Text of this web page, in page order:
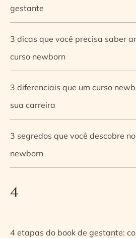
gestante
3 dicas que você precisa saber
curso newborn
3 diferenciais que um curso
sua carreira
3 segredos que você descobre
newborn
4
4 etapas do book de gestante: